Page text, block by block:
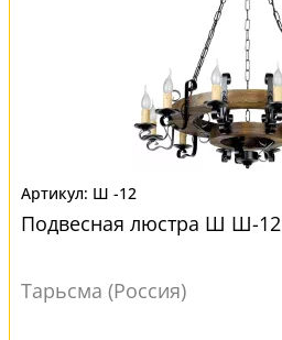
Ш -12
Подвесная люстра Ш Ш-12
Тарьсма (Россия)